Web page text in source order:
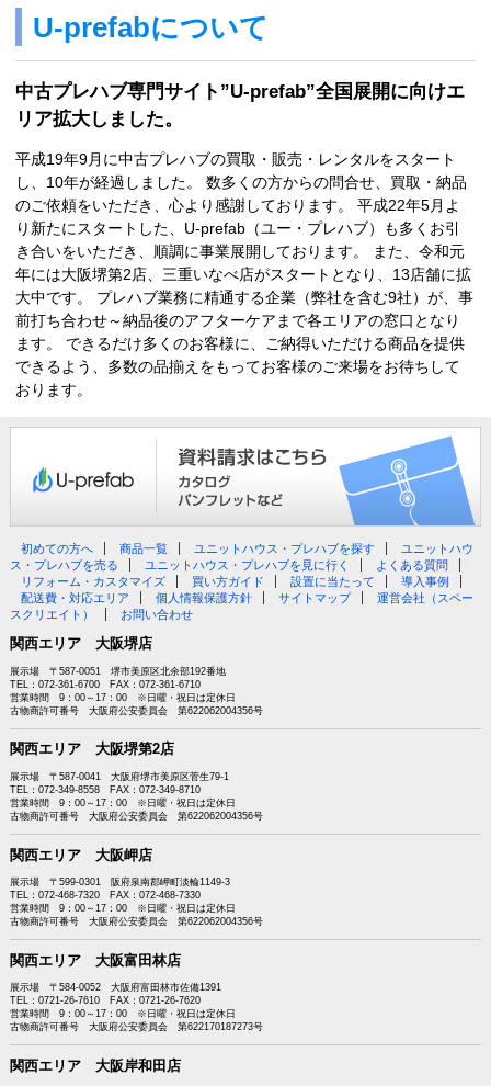
U-prefabについて
中古プレハブ専門サイト”U-prefab”全国展開に向けエ
リア拡大しました。
平成19年9月に中古プレハブの買取・販売・レンタルをスタート
し、10年が経過しました。 数多くの方からの問合せ、買取・納品
のご依頼をいただき、心より感謝しております。 平成22年5月よ
り新たにスタートした、U-prefab（ユー・プレハブ）も多くお引
き合いをいただき、順調に事業展開しております。 また、令和元
年には大阪堺第2店、三重いなべ店がスタートとなり、13店舗に拡
大中です。 プレハブ業務に精通する企業（弊社を含む9社）が、事
前打ち合わせ～納品後のアフターケアまで各エリアの窓口となり
ます。 できるだけ多くのお客様に、ご納得いただける商品を提供
できるよう、多数の品揃えをもってお客様のご来場をお待ちして
おります。
初めての方へ 商品一覧 ユニットハウス・プレハブを探す
ユニットハウ
ス・プレハブを売る
ユニットハウス・プレハブを見に行く
よくある質問
リフォーム・カスタマイズ
買い方ガイド 設置に当たって
導入事例
配送費・対応エリア
個人情報保護方針 サイトマップ
運営会社（スペー
スクリエイト）
お問い合わせ
関西エリア 大阪堺店
展示場 〒587-0051 堺市美原区北余部192番地
TEL：072-361-6700 FAX：072-361-6710
営業時間 9：00～17：00 ※日曜・祝日は定休日
古物商許可番号 大阪府公安委員会 第622062004356号
関西エリア 大阪堺第2店
展示場 〒587-0041 大阪府堺市美原区菅生79-1
TEL：072-349-8558 FAX：072-349-8710
営業時間 9：00～17：00 ※日曜・祝日は定休日
古物商許可番号 大阪府公安委員会 第622062004356号
関西エリア 大阪岬店
展示場 〒599-0301 阪府泉南郡岬町淡輪1149-3
TEL：072-468-7320 FAX：072-468-7330
営業時間 9：00～17：00 ※日曜・祝日は定休日
古物商許可番号 大阪府公安委員会 第622062004356号
関西エリア 大阪富田林店
展示場 〒584-0052 大阪府富田林市佐備1391
TEL：0721-26-7610 FAX：0721-26-7620
営業時間 9：00～17：00 ※日曜・祝日は定休日
古物商許可番号 大阪府公安委員会 第622170187273号
関西エリア 大阪岸和田店